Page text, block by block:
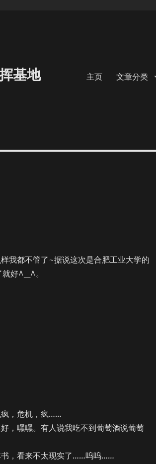
基地 主页 文章分类
我都不管了~据说这次是合肥工业大学的
就好^_^。
，危机，疯……
，嘿嘿。有人说我吃不到葡萄酒说葡萄
，看来不太现实了……呜呜……